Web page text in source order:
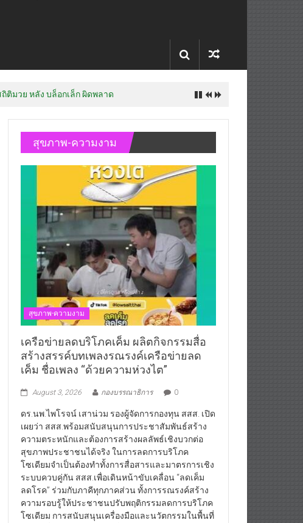
ติมวย หลัง บล็อกเล็ก ผิดพลาด
สุขภาพ-ความงาม
สุขภาพ-ความงาม
เครือข่ายลดบริโภคเค็ม ผลิตกิจกรรมสื่อ
สร้างสรรค์บทเพลงรณรงค์เครือข่ายลด
เค็ม ชื่อเพลง “ด้วยความห่วงไต”
August 3, 2026 กองบรรณาธิการ 0
ดร.นพ.ไพโรจน์ เสาน่วม รองผู้จัดการกองทุน สสส. เปิด
เผยว่า สสส.พร้อมสนับสนุนการประชาสัมพันธ์สร้าง
ความตระหนักและต้องการสร้างผลลัพธ์เชิงบวกต่อ
สุขภาพประชาชนได้จริง ในการลดการบริโภค
โซเดียมจำเป็นต้องทำทั้งการสื่อสารและมาตรการเชิง
ระบบควบคู่กัน สสส.เพื่อเดินหน้าขับเคลื่อน “ลดเค็ม
ลดโรค” ร่วมกับภาคีทุกภาคส่วน ทั้งการรณรงค์สร้าง
ความรอบรู้ให้ประชาชนปรับพฤติกรรมลดการบริโภค
โซเดียม การสนับสนุนเครื่องมือและนวัตกรรมในพื้นที่